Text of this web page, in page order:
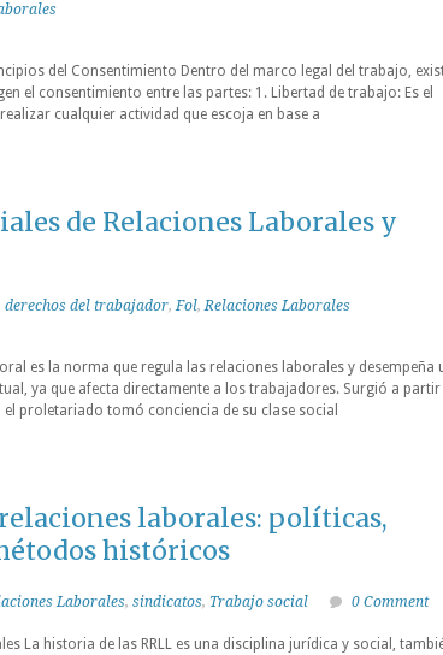
del Consentimiento Dentro del marco legal del trabajo,
el consentimiento entre las partes: 1. Libertad de trabajo: Es el
cualquier actividad que escoja en base a
de Relaciones Laborales y
derechos del trabajador,Fol,Relaciones Laborales
es la norma que regula las relaciones laborales y desempeña
ya que afecta directamente a los trabajadores. Surgió a partir
proletariado tomó conciencia de su clase social
laborales: políticas,
históricos
Laborales, sindicatos, Trabajo social 0 Comment
La historia de las RRLL es una disciplina jurídica y social,